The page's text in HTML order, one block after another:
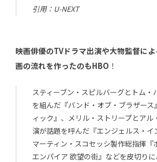
引用：U-NEXT
映画俳優のTVドラマ出演や大物監督に
画の流れを作ったのもHBO ！
スティーブン・スピルバーグとトム・
を組んだ『バンド・オブ・ブラザース
ィック』、メリル・ストリープとアル
演が話題を呼んだ『エンジェルス・イ
マーティン・スコセッシ製作総指揮『
エンパイア 欲望の街』などを皮切り